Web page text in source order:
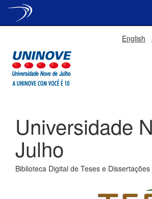
English
Universidade
Julho
Biblioteca Digital de Teses e Dissertações